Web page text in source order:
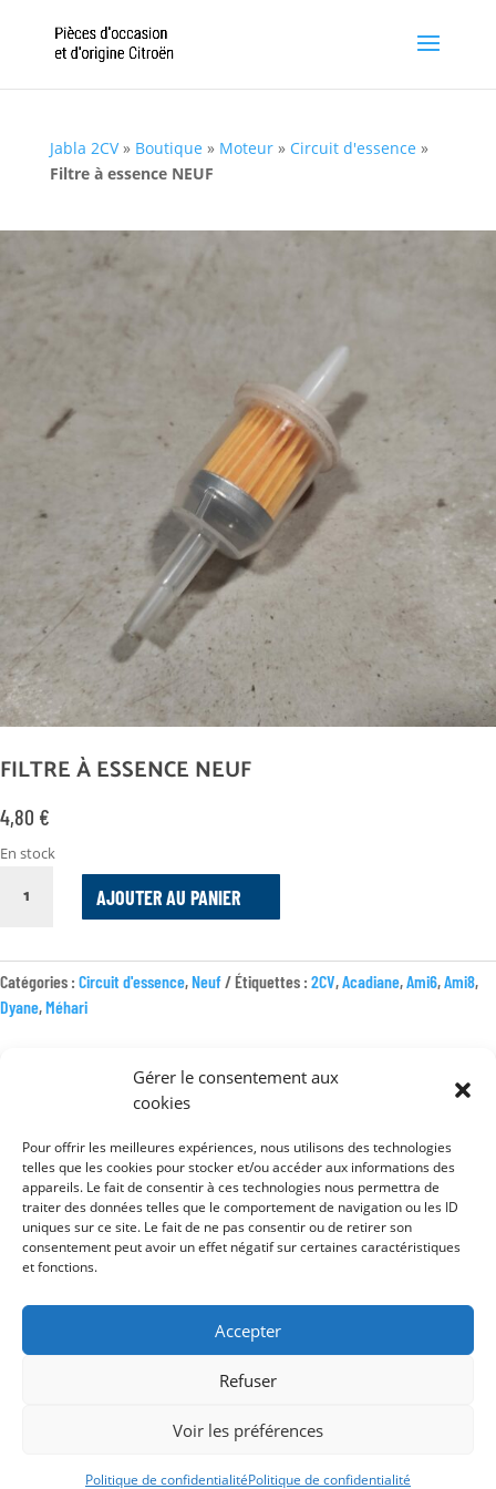
Gérer le consentement aux
cookies
Pour offrir les meilleures expériences, nous utilisons des technologies
telles que les cookies pour stocker et/ou accéder aux informations des
appareils. Le fait de consentir à ces technologies nous permettra de
traiter des données telles que le comportement de navigation ou les ID
uniques sur ce site. Le fait de ne pas consentir ou de retirer son
consentement peut avoir un effet négatif sur certaines caractéristiques
et fonctions.
Accepter
Refuser
Voir les préférences
Politique de confidentialitéPolitique de confidentialité
Jabla 2CV» Boutique » Moteur» Circuit d'essence »
Filtre à essence NEUF
FILTRE À ESSENCE NEUF
4,80 €
En stock
ESSENCE
NEUF
AJOUTER AU PANIER
Catégories : Circuit d'essence,Neuf Étiquettes : 2CV,Acadiane,Ami6,Ami8,
Dyane,Méhari
Mentions légales
Conditions générales de vente
Politique de confidentialité